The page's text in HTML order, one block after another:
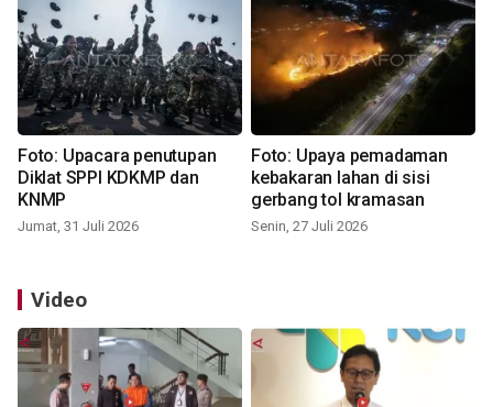
Foto: Upacara penutupan
Diklat SPPI KDKMP dan
KNMP
Jumat, 31 Juli 2026
Foto: Upaya pemadaman
kebakaran lahan di sisi
gerbang tol kramasan
Senin, 27 Juli 2026
Video